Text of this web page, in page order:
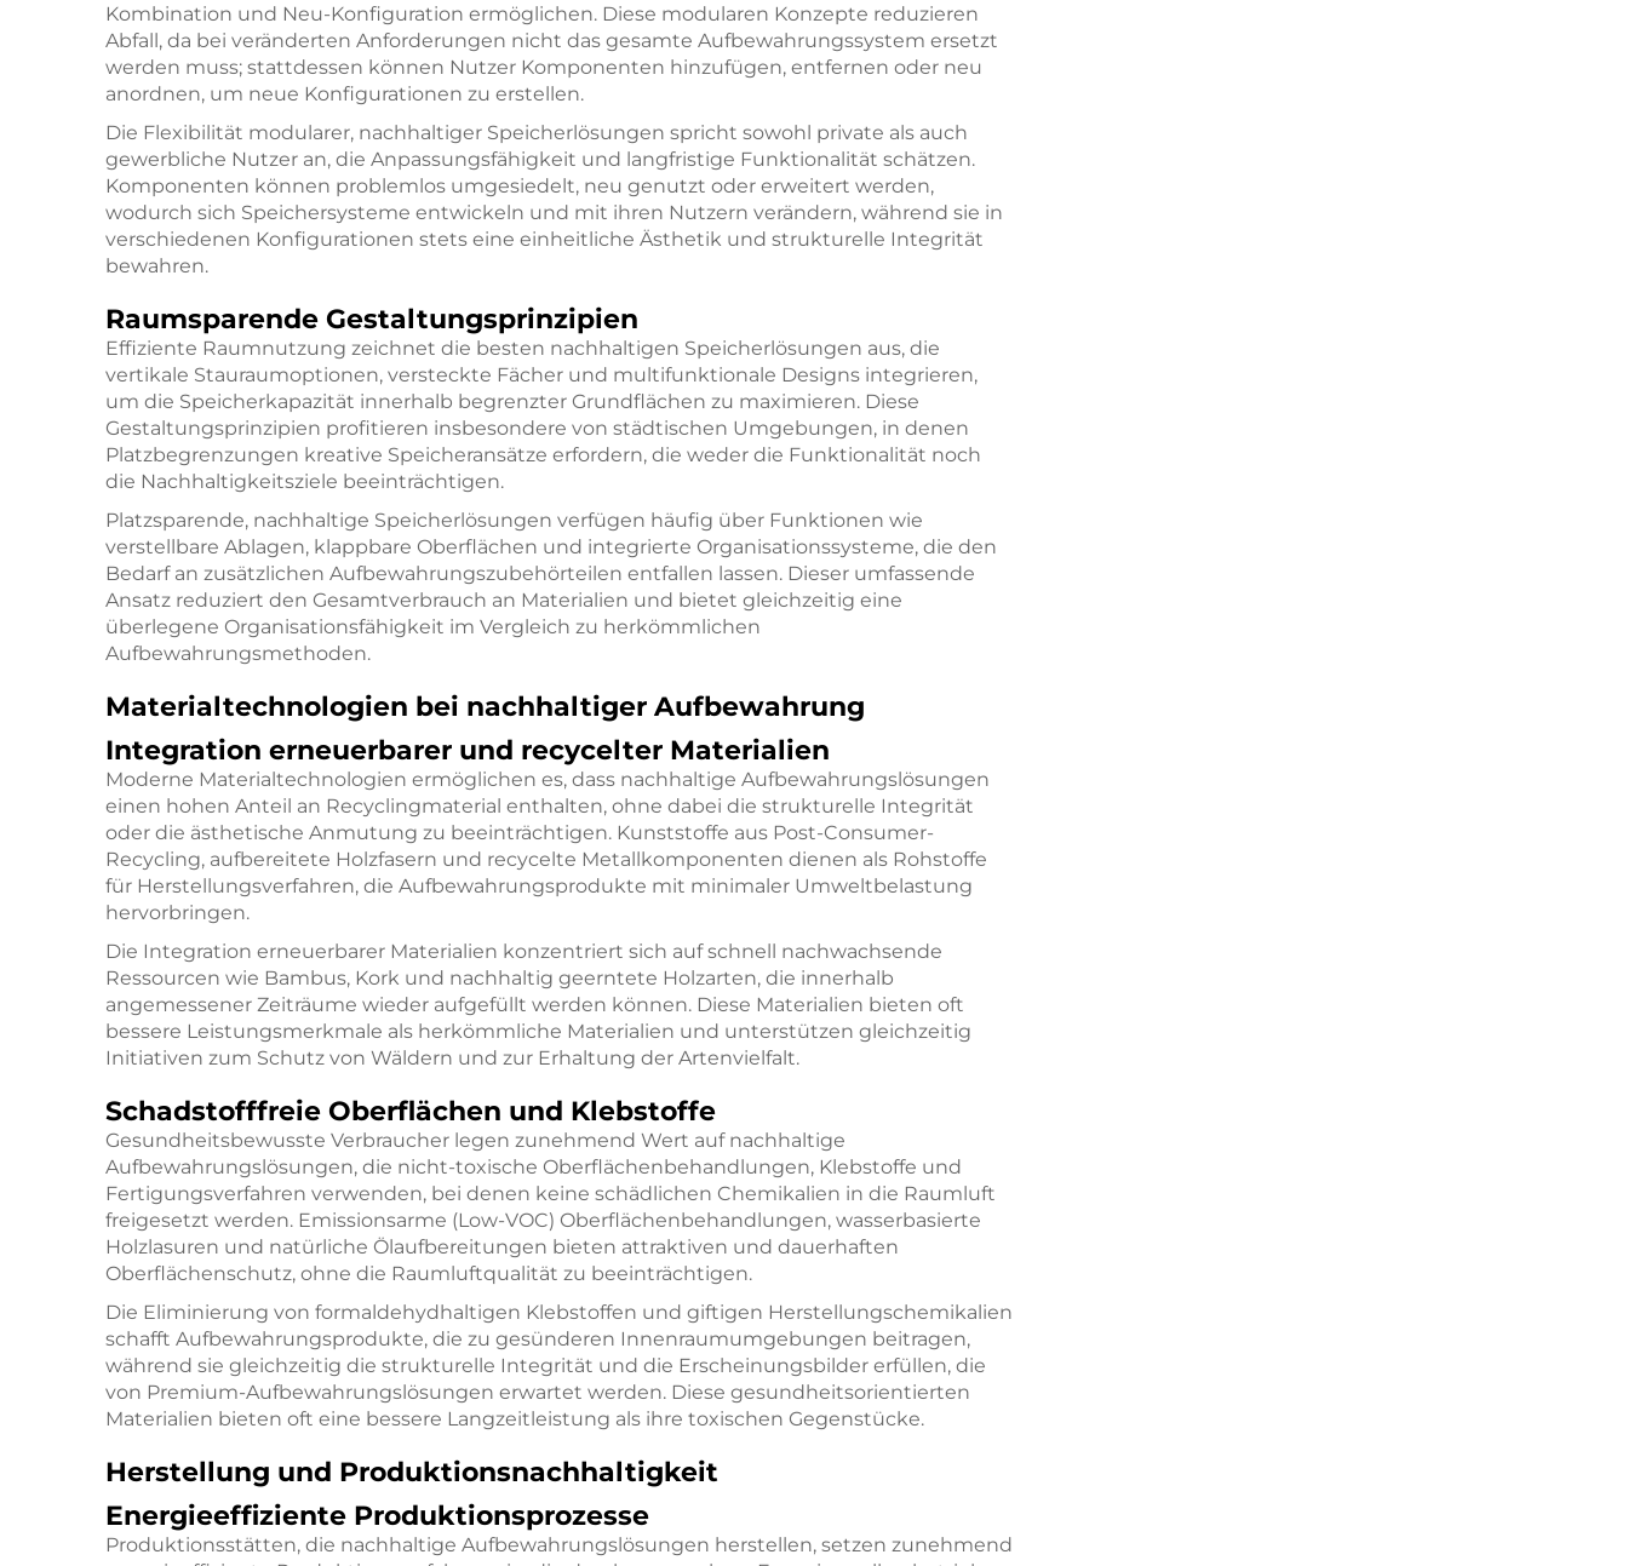
Kombination und Neu-Konfiguration ermöglichen. Diese modularen Konzepte reduzieren
Abfall, da bei veränderten Anforderungen nicht das gesamte Aufbewahrungssystem ersetzt
werden muss; stattdessen können Nutzer Komponenten hinzufügen, entfernen oder neu
anordnen, um neue Konfigurationen zu erstellen.
Die Flexibilität modularer, nachhaltiger Speicherlösungen spricht sowohl private als auch
gewerbliche Nutzer an, die Anpassungsfähigkeit und langfristige Funktionalität schätzen.
Komponenten können problemlos umgesiedelt, neu genutzt oder erweitert werden,
wodurch sich Speichersysteme entwickeln und mit ihren Nutzern verändern, während sie in
verschiedenen Konfigurationen stets eine einheitliche Ästhetik und strukturelle Integrität
bewahren.
Raumsparende Gestaltungsprinzipien
Effiziente Raumnutzung zeichnet die besten nachhaltigen Speicherlösungen aus, die
vertikale Stauraumoptionen, versteckte Fächer und multifunktionale Designs integrieren,
um die Speicherkapazität innerhalb begrenzter Grundflächen zu maximieren. Diese
Gestaltungsprinzipien profitieren insbesondere von städtischen Umgebungen, in denen
Platzbegrenzungen kreative Speicheransätze erfordern, die weder die Funktionalität noch
die Nachhaltigkeitsziele beeinträchtigen.
Platzsparende, nachhaltige Speicherlösungen verfügen häufig über Funktionen wie
verstellbare Ablagen, klappbare Oberflächen und integrierte Organisationssysteme, die den
Bedarf an zusätzlichen Aufbewahrungszubehörteilen entfallen lassen. Dieser umfassende
Ansatz reduziert den Gesamtverbrauch an Materialien und bietet gleichzeitig eine
überlegene Organisationsfähigkeit im Vergleich zu herkömmlichen
Aufbewahrungsmethoden.
Materialtechnologien bei nachhaltiger Aufbewahrung
Integration erneuerbarer und recycelter Materialien
Moderne Materialtechnologien ermöglichen es, dass nachhaltige Aufbewahrungslösungen
einen hohen Anteil an Recyclingmaterial enthalten, ohne dabei die strukturelle Integrität
oder die ästhetische Anmutung zu beeinträchtigen. Kunststoffe aus Post-Consumer-
Recycling, aufbereitete Holzfasern und recycelte Metallkomponenten dienen als Rohstoffe
für Herstellungsverfahren, die Aufbewahrungsprodukte mit minimaler Umweltbelastung
hervorbringen.
Die Integration erneuerbarer Materialien konzentriert sich auf schnell nachwachsende
Ressourcen wie Bambus, Kork und nachhaltig geerntete Holzarten, die innerhalb
angemessener Zeiträume wieder aufgefüllt werden können. Diese Materialien bieten oft
bessere Leistungsmerkmale als herkömmliche Materialien und unterstützen gleichzeitig
Initiativen zum Schutz von Wäldern und zur Erhaltung der Artenvielfalt.
Schadstofffreie Oberflächen und Klebstoffe
Gesundheitsbewusste Verbraucher legen zunehmend Wert auf nachhaltige
Aufbewahrungslösungen, die nicht-toxische Oberflächenbehandlungen, Klebstoffe und
Fertigungsverfahren verwenden, bei denen keine schädlichen Chemikalien in die Raumluft
freigesetzt werden. Emissionsarme (Low-VOC) Oberflächenbehandlungen, wasserbasierte
Holzlasuren und natürliche Ölaufbereitungen bieten attraktiven und dauerhaften
Oberflächenschutz, ohne die Raumluftqualität zu beeinträchtigen.
Die Eliminierung von formaldehydhaltigen Klebstoffen und giftigen Herstellungschemikalien
schafft Aufbewahrungsprodukte, die zu gesünderen Innenraumumgebungen beitragen,
während sie gleichzeitig die strukturelle Integrität und die Erscheinungsbilder erfüllen, die
von Premium-Aufbewahrungslösungen erwartet werden. Diese gesundheitsorientierten
Materialien bieten oft eine bessere Langzeitleistung als ihre toxischen Gegenstücke.
Herstellung und Produktionsnachhaltigkeit
Energieeffiziente Produktionsprozesse
Produktionsstätten, die nachhaltige Aufbewahrungslösungen herstellen, setzen zunehmend